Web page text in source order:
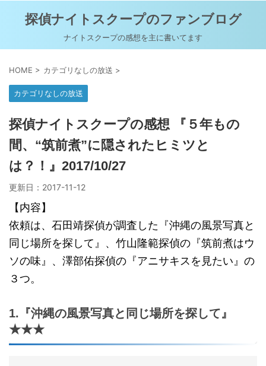
探偵ナイトスクープのファンブログ
ナイトスクープの感想を主に書いてます
HOME > カテゴリなしの放送 >
カテゴリなしの放送
探偵ナイトスクープの感想 『５年もの
間、“筑前煮”に隠されたヒミツと
は？！』2017/10/27
更新日： 2017-11-12
【内容】
依頼は、石田靖探偵が調査した『沖縄の風景写真と
同じ場所を探して』、竹山隆範探偵の『筑前煮はウ
ソの味』、澤部佑探偵の『アニサキスを見たい』の
３つ。
1.『沖縄の風景写真と同じ場所を探して』
★★★